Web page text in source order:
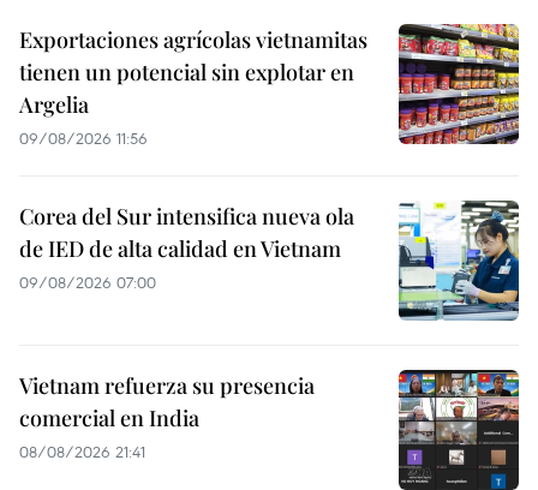
Exportaciones agrícolas vietnamitas
tienen un potencial sin explotar en
Argelia
09/08/2026 11:56
Corea del Sur intensifica nueva ola
de IED de alta calidad en Vietnam
09/08/2026 07:00
Vietnam refuerza su presencia
comercial en India
08/08/2026 21:41